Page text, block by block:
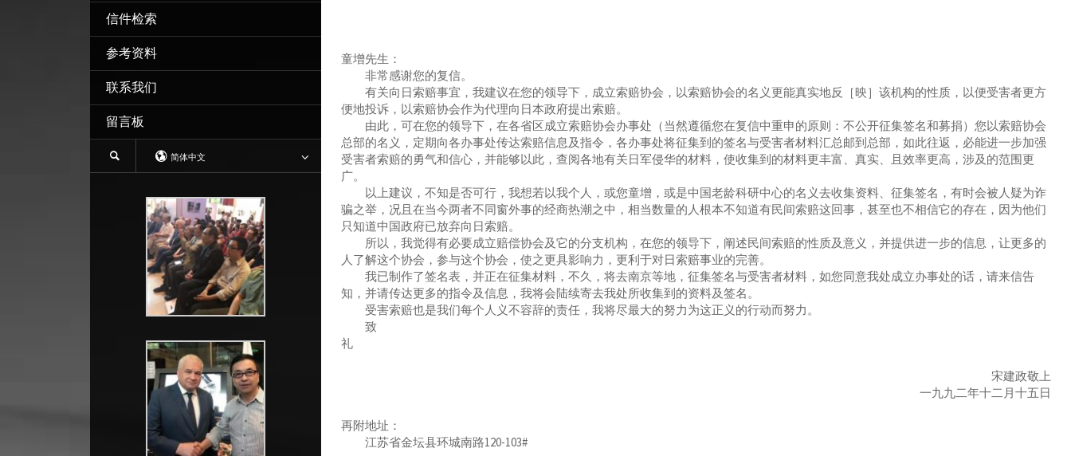
信件检索
参考资料
联系我们
留言板
简体中文
童增先生：
非常感谢您的复信。
有关向日索赔事宜，我建议在您的领导下，成立索赔协会，以索赔协会的名义更能真实地反［映］该机构的性质，以便受害者更方
便地投诉，以索赔协会作为代理向日本政府提出索赔。
由此，可在您的领导下，在各省区成立索赔协会办事处（当然遵循您在复信中重申的原则：不公开征集签名和募捐）您以索赔协会
总部的名义，定期向各办事处传达索赔信息及指令，各办事处将征集到的签名与受害者材料汇总邮到总部，如此往返，必能进一步加强
受害者索赔的勇气和信心，并能够以此，查阅各地有关日军侵华的材料，使收集到的材料更丰富、真实、且效率更高，涉及的范围更
广。
以上建议，不知是否可行，我想若以我个人，或您童增，或是中国老龄科研中心的名义去收集资料、征集签名，有时会被人疑为诈
骗之举，况且在当今两者不同窗外事的经商热潮之中，相当数量的人根本不知道有民间索赔这回事，甚至也不相信它的存在，因为他们
只知道中国政府已放弃向日索赔。
所以，我觉得有必要成立赔偿协会及它的分支机构，在您的领导下，阐述民间索赔的性质及意义，并提供进一步的信息，让更多的
人了解这个协会，参与这个协会，使之更具影响力，更利于对日索赔事业的完善。
我已制作了签名表，并正在征集材料，不久，将去南京等地，征集签名与受害者材料，如您同意我处成立办事处的话，请来信告
知，并请传达更多的指令及信息，我将会陆续寄去我处所收集到的资料及签名。
受害索赔也是我们每个人义不容辞的责任，我将尽最大的努力为这正义的行动而努力。
致
礼
宋建政敬上
一九九二年十二月十五日
再附地址：
江苏省金坛县环城南路120-103#